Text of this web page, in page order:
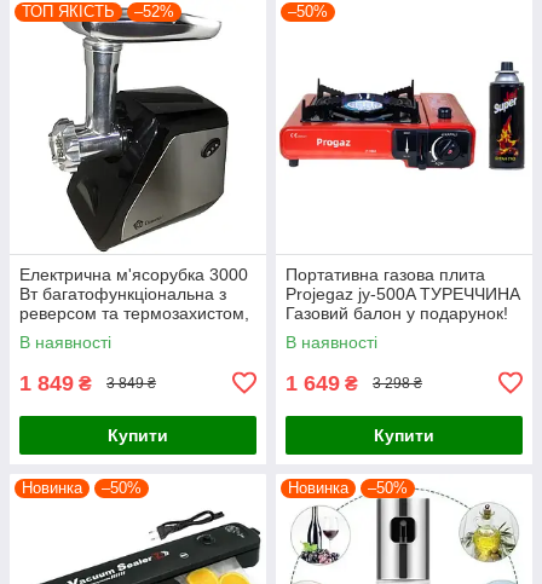
ТОП ЯКІСТЬ –52%
Електрична м'ясорубка 3000
Вт багатофункціональна з
реверсом та термозахистом,
насадки для ковбас і кеббе,
чорна, для дому та проф
В наявності
1 849 ₴ 3 849 ₴
Купити
–50%
Портативна газова плита
Projegaz jy-500A ТУРЕЧЧИНА
Газовий балон у подарунок!
В наявності
1 649 ₴ 3 298 ₴
Купити
Новинка –50% Новинка –50%